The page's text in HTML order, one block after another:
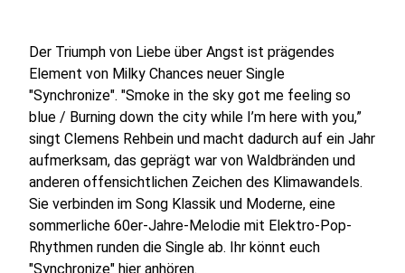
Der Triumph von Liebe über Angst ist prägendes
Element von Milky Chances neuer Single
"Synchronize". "Smoke in the sky got me feeling so
blue / Burning down the city while I’m here with you,”
singt Clemens Rehbein und macht dadurch auf ein Jahr
aufmerksam, das geprägt war von Waldbränden und
anderen offensichtlichen Zeichen des Klimawandels.
Sie verbinden im Song Klassik und Moderne, eine
sommerliche 60er-Jahre-Melodie mit Elektro-Pop-
Rhythmen runden die Single ab. Ihr könnt euch
"Synchronize" hier anhören.